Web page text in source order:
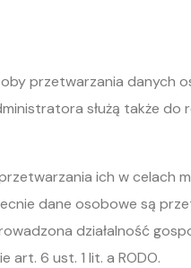
przetwarzania danych
służą także
ich w celach
dane osobowe są
działalność
6 ust. 1 lit. a RODO.